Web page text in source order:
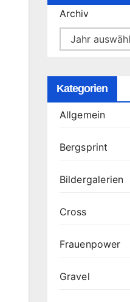
Archiv
Kategorien
Allgemein
Bergsprint
Bildergalerien
Cross
Frauenpower
Gravel